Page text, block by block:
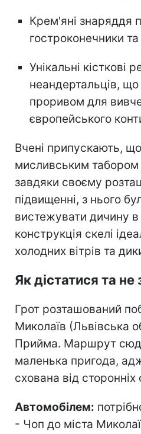
Крем'яні знаряддя
гостроконечники
Унікальні кісткові
неандертальців,
проривом для
європейського
Вчені припускають,
мисливським табором
завдяки своєму
підвищенні, з нього
вистежувати дичину
конструкція скелі
холодних вітрів та
Як дістатися та не
Грот розташований
Миколаїв (Львівська
Прийма. Маршрут
маленька пригода,
схована від сторонніх
Автомобілем:
- Чоп до міста